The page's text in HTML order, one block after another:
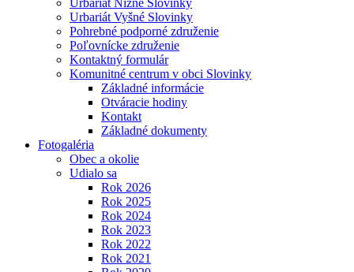
Urbariát Nižné Slovinky
Urbariát Vyšné Slovinky
Pohrebné podporné združenie
Poľovnícke združenie
Kontaktný formulár
Komunitné centrum v obci Slovinky
Základné informácie
Otváracie hodiny
Kontakt
Základné dokumenty
Fotogaléria
Obec a okolie
Udialo sa
Rok 2026
Rok 2025
Rok 2024
Rok 2023
Rok 2022
Rok 2021